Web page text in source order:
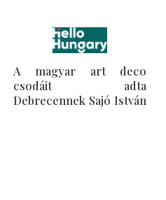
A magyar art deco
csodáit adta
Debrecennek Sajó István